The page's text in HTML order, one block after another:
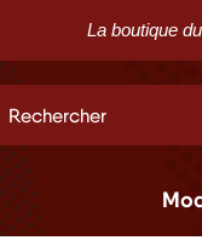
La boutique du FC